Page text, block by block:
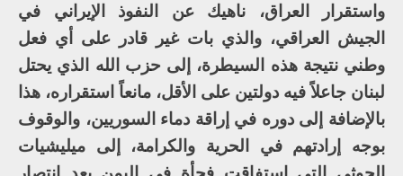
واستقرار العراق، ناهيك عن النفوذ الإيراني في
الجيش العراقي، والذي بات غير قادر على أي فعل
وطني نتيجة هذه السيطرة، إلى حزب الله الذي يحتل
لبنان جاعلاً فيه دولتين على الأقل، مانعاً استقراره، هذا
بالإضافة إلى دوره في إراقة دماء السوريين، والوقوف
بوجه إرادتهم في الحرية والكرامة، إلى ميليشيات